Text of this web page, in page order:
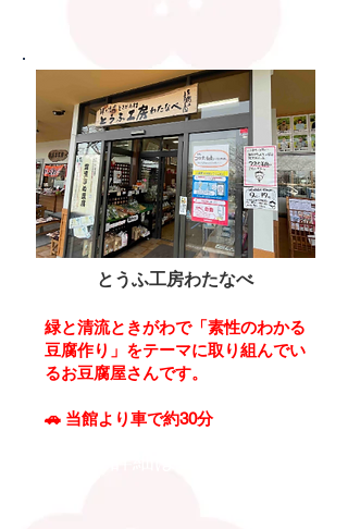
とうふ工房わたなべ
緑と清流ときがわで「素性のわかる
豆腐作り」をテーマに取り組んでい
るお豆腐屋さんです。
🚗 当館より車で約30分